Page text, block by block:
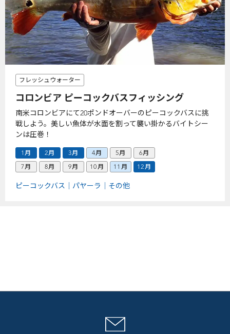
フレッシュウォーター
コロンビア ピーコックバスフィッシング
南米コロンビアにて20ポンドオーバーのピーコックバスに挑
戦しよう。美しい魚体が水面を割って襲い掛かるバイトシー
ンは圧巻！
1月 2月 3月 4月 5月
6月
7月
8月 9月 10月 11月 12月
ピーコックバス パヤーラ その他